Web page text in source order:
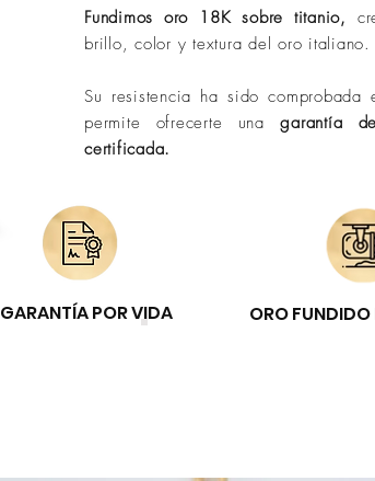
Fundimos oro 18K sobre titanio,
brillo, color y textura del oro italiano.
Su resistencia ha sido
permite ofrecerte unagarantía
certificada.
GARANTÍA POR VIDA ORO